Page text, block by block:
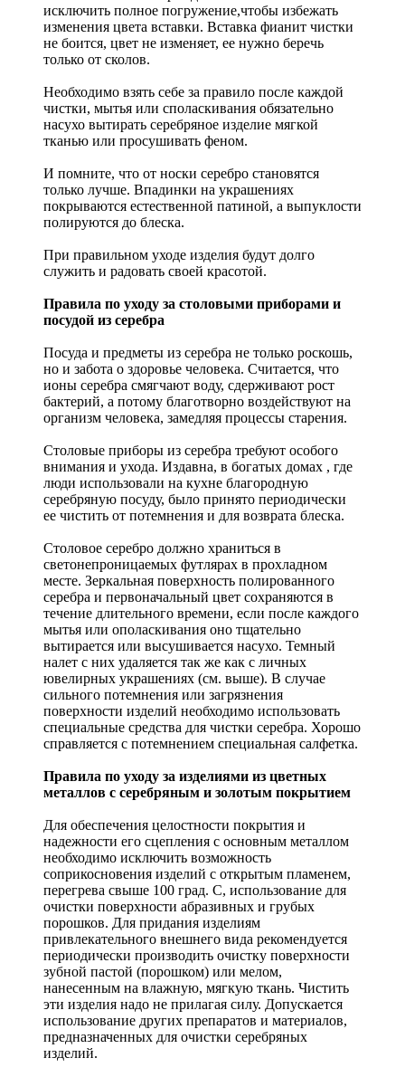
исключить полное погружение,чтобы избежать
изменения цвета вставки. Вставка фианит чистки
не боится, цвет не изменяет, ее нужно беречь
только от сколов.
Необходимо взять себе за правило после каждой
чистки, мытья или споласкивания обязательно
насухо вытирать серебряное изделие мягкой
тканью или просушивать феном.
И помните, что от носки серебро становятся
только лучше. Впадинки на украшениях
покрываются естественной патиной, а выпуклости
полируются до блеска.
При правильном уходе изделия будут долго
служить и радовать своей красотой.
Правила по уходу за столовыми приборами и
посудой из серебра
Посуда и предметы из серебра не только роскошь,
но и забота о здоровье человека. Считается, что
ионы серебра смягчают воду, сдерживают рост
бактерий, а потому благотворно воздействуют на
организм человека, замедляя процессы старения.
Столовые приборы из серебра требуют особого
внимания и ухода. Издавна, в богатых домах , где
люди использовали на кухне благородную
серебряную посуду, было принято периодически
ее чистить от потемнения и для возврата блеска.
Столовое серебро должно храниться в
светонепроницаемых футлярах в прохладном
месте. Зеркальная поверхность полированного
серебра и первоначальный цвет сохраняются в
течение длительного времени, если после каждого
мытья или ополаскивания оно тщательно
вытирается или высушивается насухо. Темный
налет с них удаляется так же как с личных
ювелирных украшениях (см. выше). В случае
сильного потемнения или загрязнения
поверхности изделий необходимо использовать
специальные средства для чистки серебра. Хорошо
справляется с потемнением специальная салфетка.
Правила по уходу за изделиями из цветных
металлов с серебряным и золотым покрытием
Для обеспечения целостности покрытия и
надежности его сцепления с основным металлом
необходимо исключить возможность
соприкосновения изделий с открытым пламенем,
перегрева свыше 100 град. С, использование для
очистки поверхности абразивных и грубых
порошков. Для придания изделиям
привлекательного внешнего вида рекомендуется
периодически производить очистку поверхности
зубной пастой (порошком) или мелом,
нанесенным на влажную, мягкую ткань. Чистить
эти изделия надо не прилагая силу. Допускается
использование других препаратов и материалов,
предназначенных для очистки серебряных
изделий.